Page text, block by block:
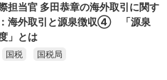
担当官 多田恭章の海外取引に関す
海外取引と源泉徴収④ 「源泉
」とは
国税 国税局